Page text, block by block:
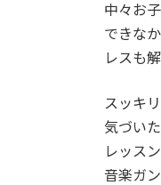
中々お
できな
レスも解
スッキ
気づい
レッス
音楽ガ